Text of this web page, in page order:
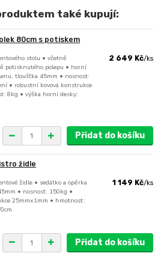
také kupují:
80cm s potiskem
stolu • včetně
potisknutého polepu • horní
tloušťka 45mm • nosnost:
• robustní kovová konstrukce
8kg • výška horní desky:
2 649 Kč/ks
Přidat do košíku
židle
židle • sedátko a opěrka
• nosnost: 150kg •
25mmx1mm • hmotnost:
1 149 Kč/ks
Přidat do košíku